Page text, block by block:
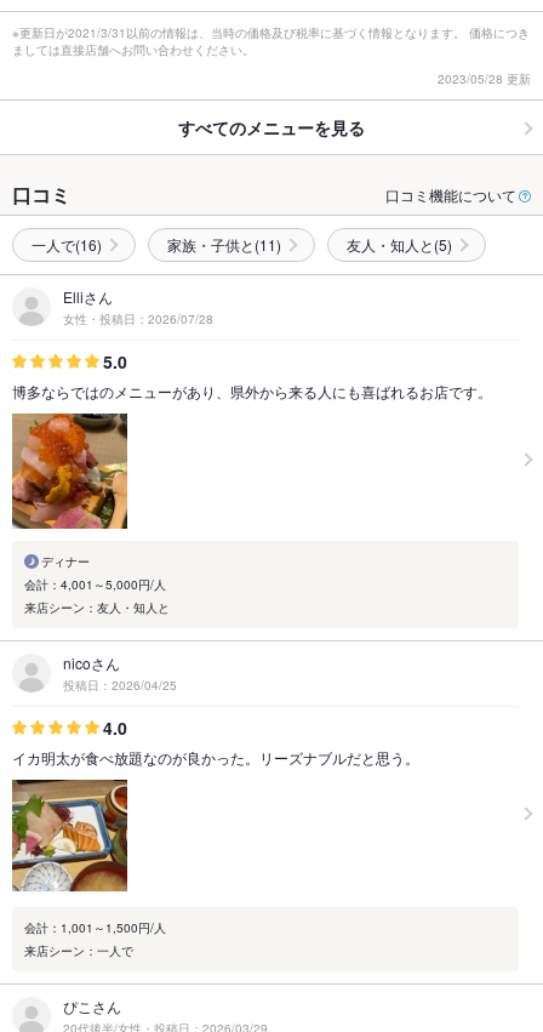
※更新日が2021/3/31以前の情報は、当時の価格及び税率に基づく情報となります。 価格につき
ましては直接店舗へお問い合わせください。
2023/05/28 更新
すべてのメニューを見る
口コミ 口コミ機能について
一人で(16) 家族・子供と(11) 友人・知人と(5)
Elliさん
女性・投稿日：2026/07/28
5.0
博多ならではのメニューがあり、県外から来る人にも喜ばれるお店です。
ディナー
会計：4,001～5,000円/人
来店シーン：友人・知人と
nicoさん
投稿日：2026/04/25
4.0
イカ明太が食べ放題なのが良かった。リーズナブルだと思う。
会計：1,001～1,500円/人
来店シーン：一人で
ぴこさん
20代後半/女性・投稿日：2026/03/29